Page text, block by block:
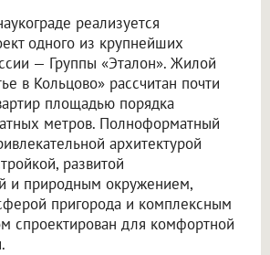
реализуется
одного из крупнейших
— Группы «Эталон». Жилой
в Кольцово» рассчитан почти
площадью порядка
метров. Полноформатный
архитектурой
развитой
и природным окружением,
пригорода и комплексным
спроектирован для комфортной